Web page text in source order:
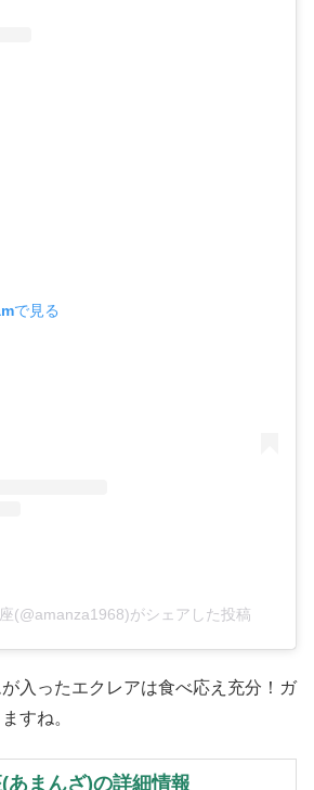
で見る
(@amanza1968)がシェアした投稿
入ったエクレアは食べ応え充分！ガ
すね。
あまんざ)の詳細情報